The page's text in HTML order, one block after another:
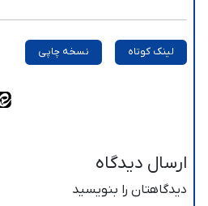
لینک کوتاه نسخه چاپی
ارسال دیدگاه
دیدگاهتان را بنویسید